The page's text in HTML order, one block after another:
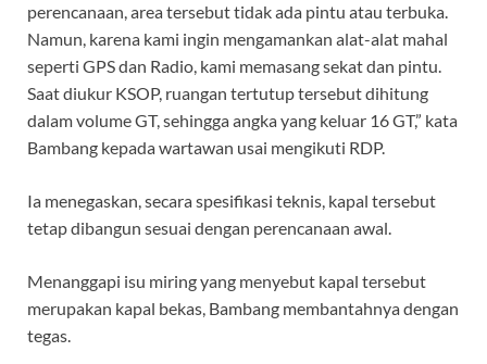
perencanaan, area tersebut tidak ada pintu atau terbuka.
Namun, karena kami ingin mengamankan alat-alat mahal
seperti GPS dan Radio, kami memasang sekat dan pintu.
Saat diukur KSOP, ruangan tertutup tersebut dihitung
dalam volume GT, sehingga angka yang keluar 16 GT,” kata
Bambang kepada wartawan usai mengikuti RDP.
Ia menegaskan, secara spesifikasi teknis, kapal tersebut
tetap dibangun sesuai dengan perencanaan awal.
Menanggapi isu miring yang menyebut kapal tersebut
merupakan kapal bekas, Bambang membantahnya dengan
tegas.